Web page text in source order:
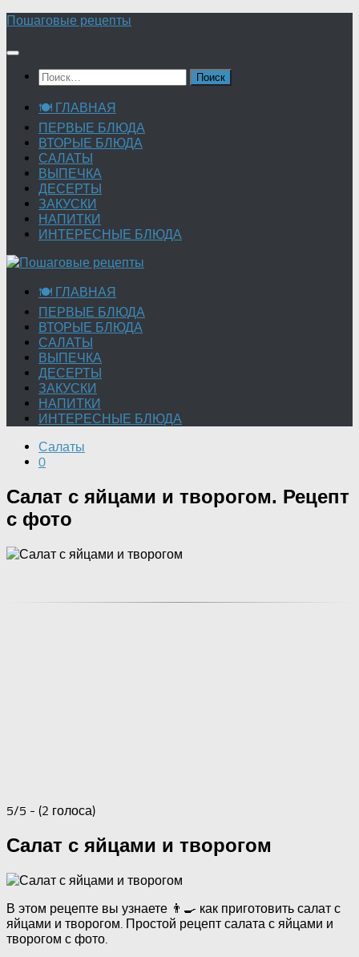
Перейти
содержимому
Пошаговые рецепты
Найти:
🍽 ГЛАВНАЯ
ПЕРВЫЕ БЛЮДА
ВТОРЫЕ БЛЮДА
САЛАТЫ
ВЫПЕЧКА
ДЕСЕРТЫ
ЗАКУСКИ
НАПИТКИ
ИНТЕРЕСНЫЕ БЛЮДА
🍽 ГЛАВНАЯ
ПЕРВЫЕ БЛЮДА
ВТОРЫЕ БЛЮДА
САЛАТЫ
ВЫПЕЧКА
ДЕСЕРТЫ
ЗАКУСКИ
НАПИТКИ
ИНТЕРЕСНЫЕ БЛЮДА
Салаты
0
Салат с яйцами и творогом. Рецепт
с фото
5/5 - (2 голоса)
Салат с яйцами и творогом
В этом рецепте вы узнаете 👨‍🍳 как приготовить салат с
яйцами и творогом. Простой рецепт салата с яйцами и
творогом с фото.